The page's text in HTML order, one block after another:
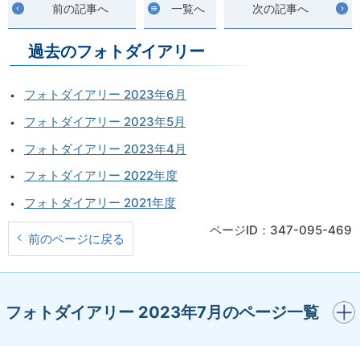
前の記事へ 一覧へ 次の記事へ
過去のフォトダイアリー
フォトダイアリー 2023年6月
フォトダイアリー 2023年5月
フォトダイアリー 2023年4月
フォトダイアリー 2022年度
フォトダイアリー 2021年度
前のページに戻る
ページID：347-095-469
フォトダイアリー 2023年7月のページ一覧
開く